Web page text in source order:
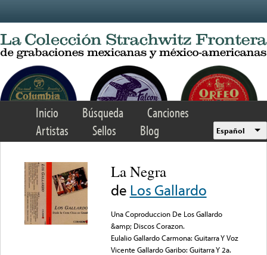
Inicio Búsqueda
Canciones
Artistas
Sellos Blog Español
La Negra
de Los Gallardo
Una Coproduccion De Los Gallardo
&amp; Discos Corazon.
Eulalio Gallardo Carmona: Guitarra Y Voz
Vicente Gallardo Garibo: Guitarra Y 2a.